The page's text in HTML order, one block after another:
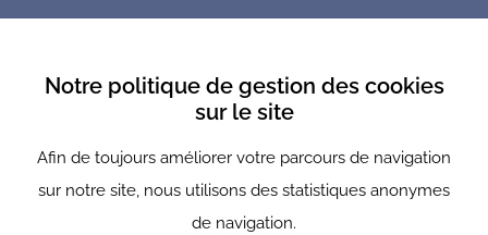
Politique de confidentialité
Newsletter
Notre politique de gestion des cookies
sur le site
Afin de toujours améliorer votre parcours de navigation
sur notre site, nous utilisons des statistiques anonymes
de navigation.